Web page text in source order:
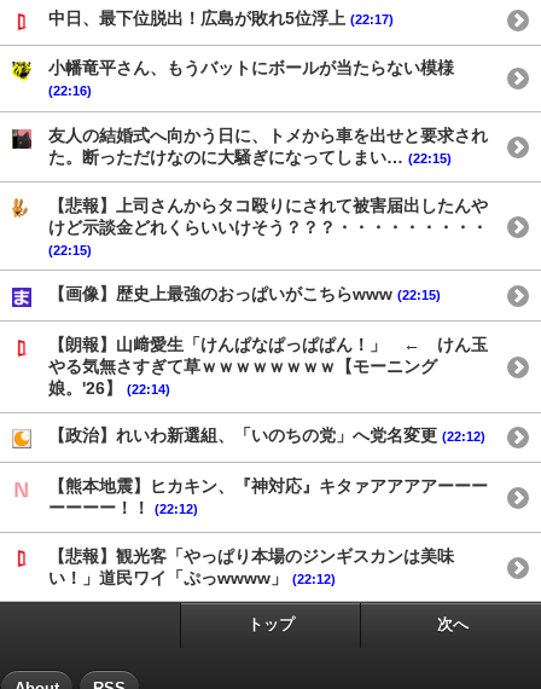
中日、最下位脱出！広島が敗れ5位浮上 (22:17)
小幡竜平さん、もうバットにボールが当たらない模様
(22:16)
友人の結婚式へ向かう日に、トメから車を出せと要求され
た。断っただけなのに大騒ぎになってしまい… (22:15)
【悲報】上司さんからタコ殴りにされて被害届出したんや
けど示談金どれくらいいけそう？？？・・・・・・・・・
(22:15)
【画像】歴史上最強のおっぱいがこちらwww (22:15)
【朗報】山﨑愛生「けんぱなぱっぱぱん！」 ← けん玉
やる気無さすぎて草ｗｗｗｗｗｗｗｗ【モーニング
娘。'26】
(22:14)
【政治】れいわ新選組、「いのちの党」へ党名変更 (22:12)
【熊本地震】ヒカキン、『神対応』キタァアアアアーーー
ーーーー！！
(22:12)
【悲報】観光客「やっぱり本場のジンギスカンは美味
い！」道民ワイ「ぷっwwww」
(22:12)
トップ 次へ